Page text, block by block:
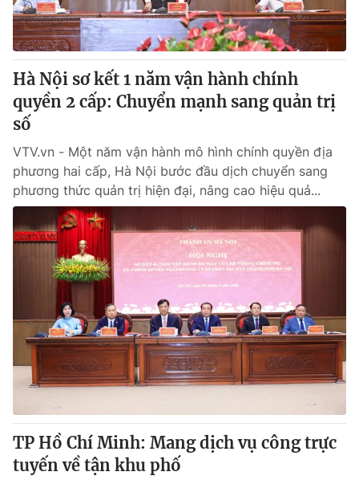
Hà Nội sơ kết 1 năm vận hành chính
quyền 2 cấp: Chuyển mạnh sang quản trị
số
VTV.vn - Một năm vận hành mô hình chính quyền địa
phương hai cấp, Hà Nội bước đầu dịch chuyển sang
phương thức quản trị hiện đại, nâng cao hiệu quả...
TP Hồ Chí Minh: Mang dịch vụ công trực
tuyến về tận khu phố